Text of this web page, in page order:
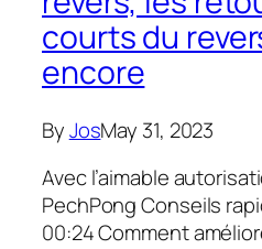
courts du
encore
ByJosMay 31, 2023
Avec l’aimable
PechPong Conseils
00:24 Comment